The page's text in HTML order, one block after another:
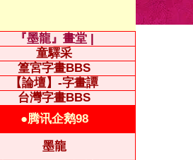
『墨龍』畫堂 |
童驛采
篁宮字畫BBS
【論壇】-字畫譚
台灣字畫BBS
●腾讯企鹅98
墨龍